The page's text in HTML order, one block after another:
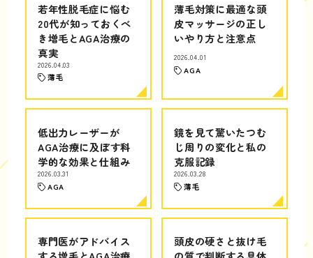
若年性脱毛症に悩む
20代が知っておくべ
き増毛とAGA治療の
真実
2026.04.03
薄毛
薄毛対策に最適な頭
皮マッサージの正し
いやり方と注意点
2026.04.01
AGA
低出力レーザーが
AGA治療に及ぼす科
学的な効果と仕組み
2026.03.31
AGA
鏡を見て驚いたつむ
じ周りの変化と私の
克服記録
2026.03.28
薄毛
専門医がアドバイス
頭皮の硬さと抜け毛